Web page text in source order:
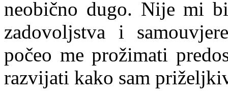
neobično dugo. Nije mi
zadovoljstva i
počeo me prožimati
razvijati kako sam